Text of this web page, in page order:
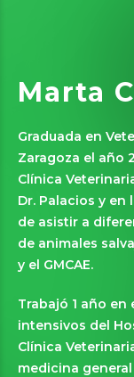
Marta
Graduada en
Zaragoza el año
Clínica
Dr. Palacios y en
de asistir a
de animales
y el GMCAE.
Trabajó 1 año
intensivos del
Clínica
medicina